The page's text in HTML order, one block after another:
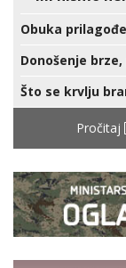
Obuka
Donošenje
Što se krvlju
Pročitaj